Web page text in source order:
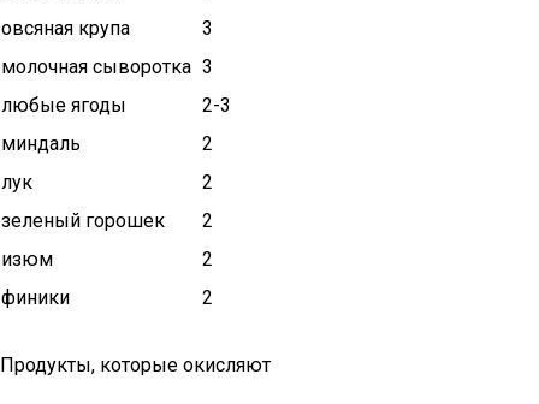
овсяная крупа
3
молочная сыворотка 3
любые ягоды
2-3
миндаль
2
лук
2
зеленый горошек
2
изюм
2
финики
2
Продукты, которые окисляют